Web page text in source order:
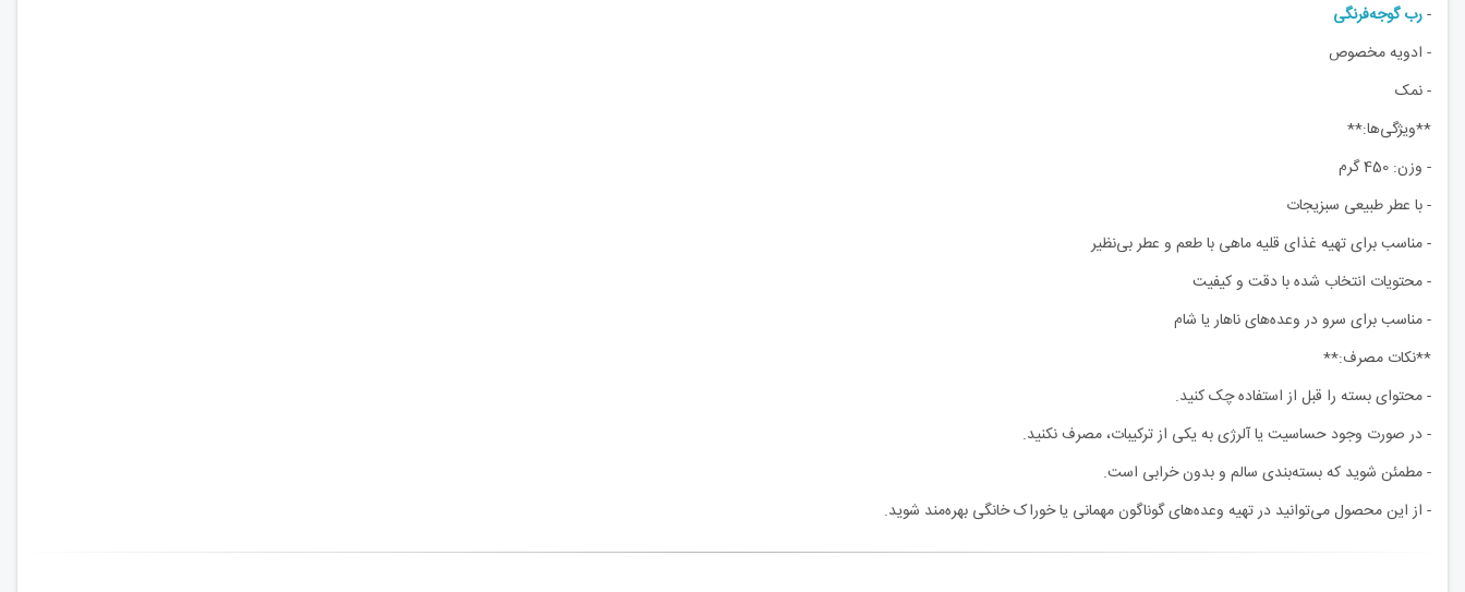
-رب گوجه‌فرنگی
- ادویه مخصوص
- نمک
**ویژگی‌ها:**
- وزن: 450 گرم
- با عطر طبیعی سبزیجات
- مناسب برای تهیه غذای قلیه ماهی با طعم و عطر بی‌نظیر
- محتویات انتخاب شده با دقت و کیفیت
- مناسب برای سرو در وعده‌های ناهار یا شام
**نکات مصرف:**
- محتوای بسته را قبل از استفاده چک کنید.
- در صورت وجود حساسیت یا آلرژی به یکی از ترکیبات، مصرف نکنید.
- مطمئن شوید که بسته‌بندی سالم و بدون خرابی است.
- از این محصول می‌توانید در تهیه وعده‌های گوناگون مهمانی یا خوراک خانگی بهره‌مند شوید.